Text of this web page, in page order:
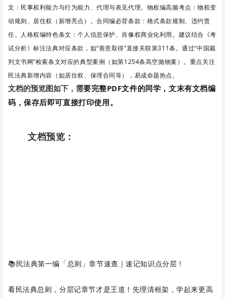
文： 民事权利能力与行为能力、代理与表见代理。物权编高频考点：物权变
动规则、 居住权 （新增亮点）。合同编必背条款： 格式条款规制、 违约责
任。人格权编特色条文：个人信息保护、 肖像权商业化利用。建议结合《考
试分析》标注法典对应条款，如“善意取得”直接关联第311条。通过“中国裁
判文书网”检索条文对应的典型案例（如第1254条高空抛物案）。重点关注
民法典新增内容（如居住权、保理合同等），易成命题热点。
文档的预览图如下，需要完整PDF文件的同学，文末有文档编
码，保存后即可直接打印使用。
文档预览：
📚民法典第一编「总则」章节速查｜速记知识点分层！
看民法典总则，分层记章节才是王道！先理清框架，学起来更高